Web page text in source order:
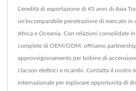
L'eredità di esportazione di 45 anni di Asia
un'incomparabile penetrazione di mercato in
Africa e Oceania. Con relazioni consolidate
complete di OEM/ODM, offriamo
approvvigionamento per bobine di
clacson elettrici e ricambi. Contatta il nostro
internazionale per esplorare opportunità di